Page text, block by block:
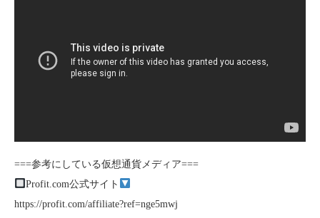
===参考にしている仮想通貨メディア===
Profit.com公式サイト
https://profit.com/affiliate?ref=nge5mwj